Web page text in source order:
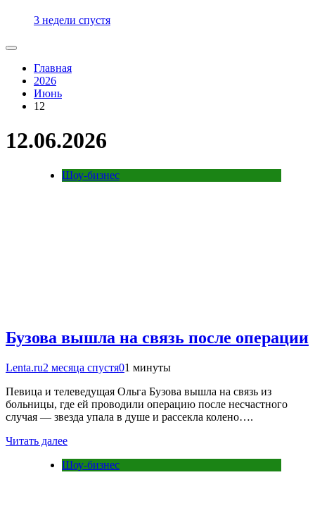
3 недели спустя
Главная
2026
Июнь
12
12.06.2026
Шоу-бизнес
Бузова вышла на связь после операции
Lenta.ru2 месяца спустя01 минуты
Певица и телеведущая Ольга Бузова вышла на связь из
больницы, где ей проводили операцию после несчастного
случая — звезда упала в душе и рассекла колено….
Читать далее
Шоу-бизнес